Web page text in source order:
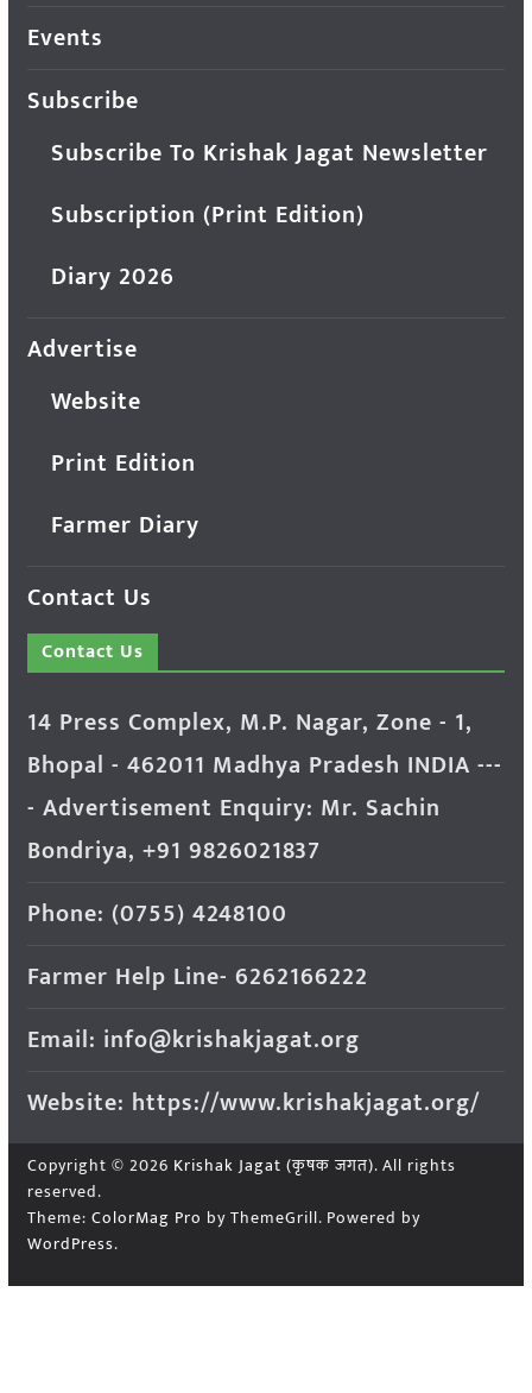
Events
Subscribe
Subscribe To Krishak Jagat Newsletter
Subscription (Print Edition)
Diary 2026
Advertise
Website
Print Edition
Farmer Diary
Contact Us
Contact Us
14 Press Complex, M.P. Nagar, Zone - 1,
Bhopal - 462011 Madhya Pradesh INDIA ---
- Advertisement Enquiry: Mr. Sachin
Bondriya, +91 9826021837
Phone: (0755) 4248100
Farmer Help Line- 6262166222
Email: info@krishakjagat.org
Website: https://www.krishakjagat.org/
Copyright © 2026 Krishak Jagat (कृषक जगत). All rights
reserved.
Theme: ColorMag Pro by ThemeGrill. Powered by
WordPress.